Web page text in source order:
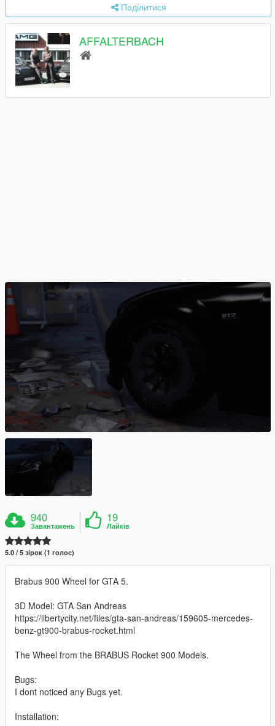
Поділитися
AFFALTERBACH
940
Завантажень
19
Лайків
5.0 / 5 зірок (1 голос)
Brabus 900 Wheel for GTA 5.
3D Model: GTA San Andreas
https://libertycity.net/files/gta-san-andreas/159605-mercedes-
benz-gt900-brabus-rocket.html
The Wheel from the BRABUS Rocket 900 Models.
Bugs:
I dont noticed any Bugs yet.
Installation: